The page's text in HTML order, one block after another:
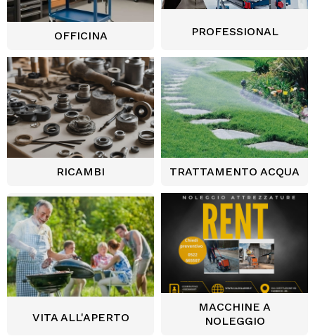
OFFICINA PROFESSIONAL
RICAMBI TRATTAMENTO ACQUA
VITA ALL'APERTO
MACCHINE A
NOLEGGIO